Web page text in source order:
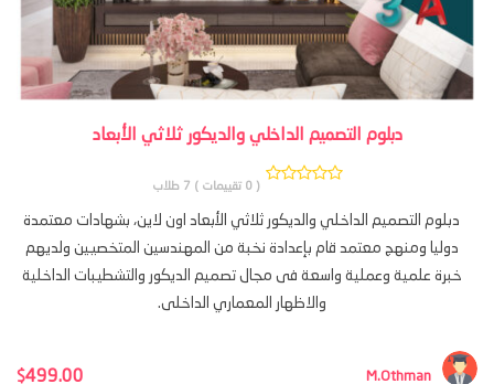
دبلوم التصميم الداخلي والديكور ثلاثي الأبعاد
( 0 تقييمات ) 7 طلاب
دبلوم التصميم الداخلي والديكور ثلاثي الأبعاد اون لاين، بشهادات معتمدة
دوليا ومنهج معتمد قام بإعدادة نخبة من المهندسين المتخصيين ولديهم
خبرة علمية وعملية واسعة فى مجال تصميم الديكور والتشطيبات الداخلية
والاظهار المعماري الداخلى.
$499.00 M.Othman